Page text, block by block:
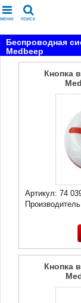
меню поиск
Беспроводная
Medbeep
Кнопка
Артикул: 74
Кнопка